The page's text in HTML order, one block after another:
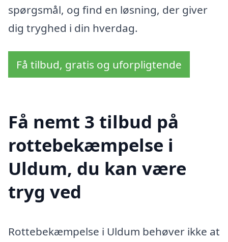
spørgsmål, og find en løsning, der giver
dig tryghed i din hverdag.
Få tilbud, gratis og uforpligtende
Få nemt 3 tilbud på
rottebekæmpelse i
Uldum, du kan være
tryg ved
Rottebekæmpelse i Uldum behøver ikke at